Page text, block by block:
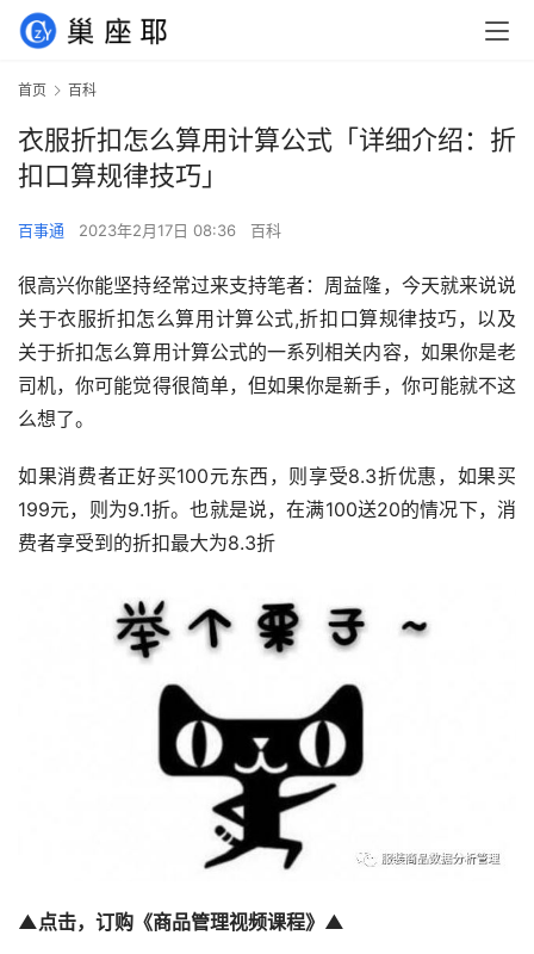
首页 百科
衣服折扣怎么算用计算公式「详细介绍：折
扣口算规律技巧」
百事通 2023年2月17日 08:36 百科
很高兴你能坚持经常过来支持笔者：周益隆，今天就来说说
关于衣服折扣怎么算用计算公式,折扣口算规律技巧，以及
关于折扣怎么算用计算公式的一系列相关内容，如果你是老
司机，你可能觉得很简单，但如果你是新手，你可能就不这
么想了。
如果消费者正好买100元东西，则享受8.3折优惠，如果买
199元，则为9.1折。也就是说，在满100送20的情况下，消
费者享受到的折扣最大为8.3折
▲点击，订购《商品管理视频课程》▲